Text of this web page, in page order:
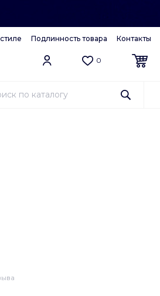
Подлинность товара Контакты
0